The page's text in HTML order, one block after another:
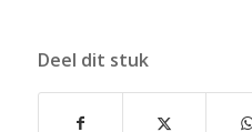
Deel dit stuk